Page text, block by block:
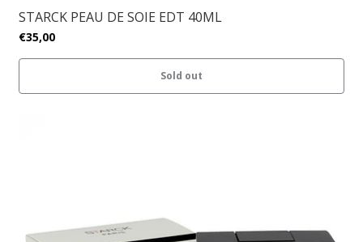
STARCK PEAU DE SOIE EDT 40ML
€35,00
Sold out